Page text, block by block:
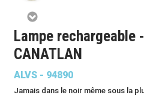
Lampe rechargeable
CANATLAN
ALVS - 94890
Jamais dans le noir même sous la